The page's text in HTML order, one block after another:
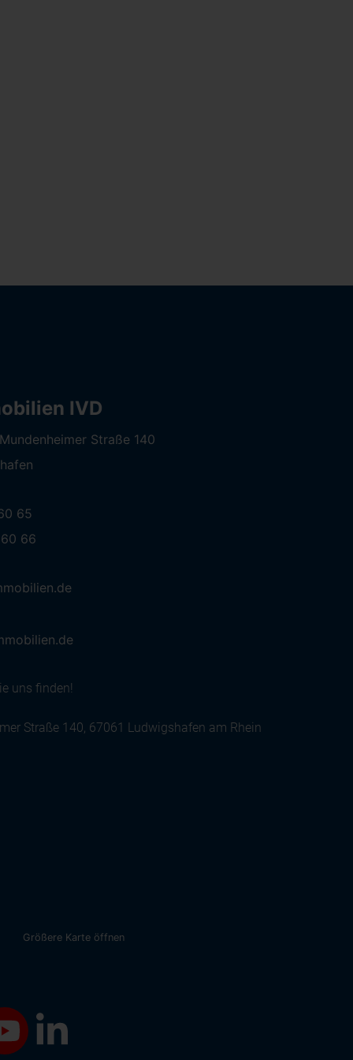
IVD
Straße 140
65
66
uns finden!
Straße 140, 67061 Ludwigshafen am Rhein
Größere Karte öffnen